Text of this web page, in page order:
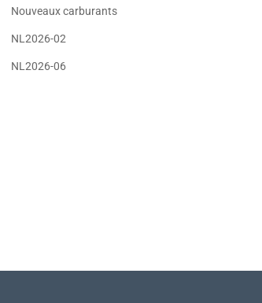
Nouveaux carburants
NL2026-02
NL2026-06